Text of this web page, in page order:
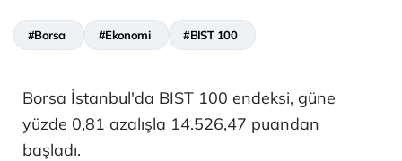
#Borsa #Ekonomi #BIST 100
Borsa İstanbul'da BIST 100 endeksi, güne
yüzde 0,81 azalışla 14.526,47 puandan
başladı.